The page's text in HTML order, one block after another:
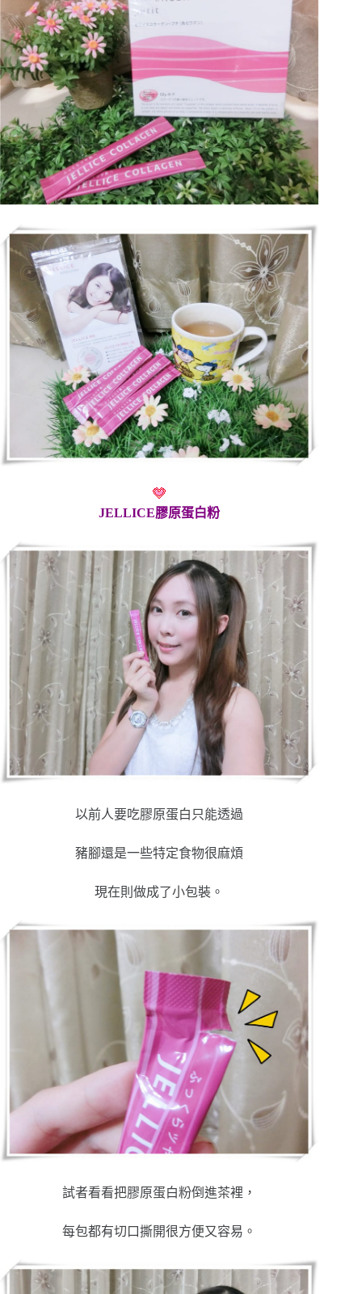
JELLICE膠原蛋白粉
以前人要吃膠原蛋白只能透過
豬腳還是一些特定食物很麻煩
現在則做成了小包裝 。
試者看看把膠原蛋白粉倒進茶裡，
每包都有切口撕開很方便又容易。